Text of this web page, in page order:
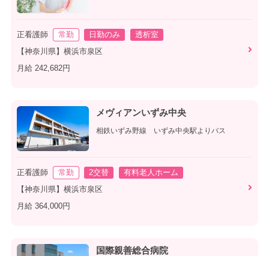
正看護師 常勤 日勤のみ
透析室
【神奈川県】横浜市泉区
月給 242,682円
メヴィアンいずみ中央
相鉄いずみ野線 いずみ中央駅よりバス
正看護師 常勤 2交替
有料老人ホーム
【神奈川県】横浜市泉区
月給 364,000円
国際親善総合病院